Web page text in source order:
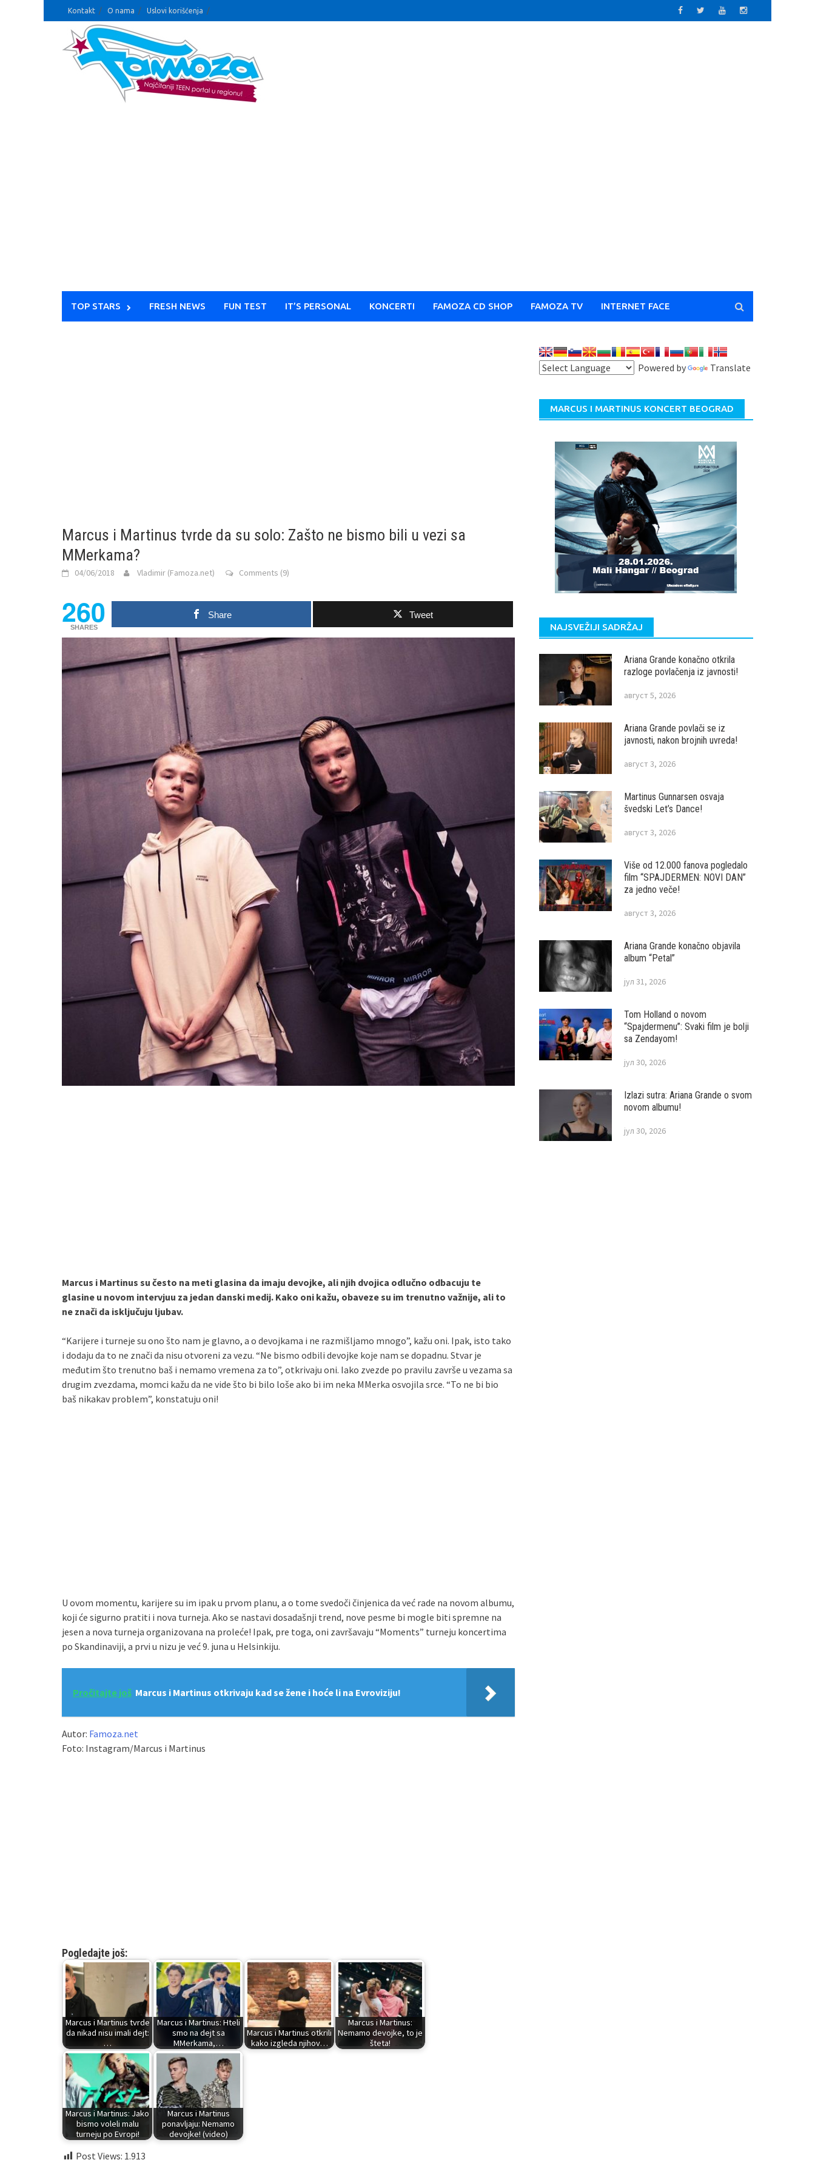
Kontakt O nama Uslovi korišćenja
TOP STARS FRESH NEWS FUN TEST IT’S PERSONAL KONCERTI FAMOZA CD SHOP FAMOZA TV INTERNET FACE
Marcus i Martinus tvrde da su solo: Zašto ne bismo bili u vezi sa
MMerkama?
04/06/2018 Vladimir (Famoza.net) Comments (9)
260
SHARES
Share Tweet
Marcus i Martinus su često na meti glasina da imaju devojke, ali njih dvojica odlučno odbacuju te
glasine u novom intervjuu za jedan danski medij. Kako oni kažu, obaveze su im trenutno važnije, ali to
ne znači da isključuju ljubav.
“Karijere i turneje su ono što nam je glavno, a o devojkama i ne razmišljamo mnogo”, kažu oni. Ipak, isto tako
i dodaju da to ne znači da nisu otvoreni za vezu. “Ne bismo odbili devojke koje nam se dopadnu. Stvar je
međutim što trenutno baš i nemamo vremena za to”, otkrivaju oni. Iako zvezde po pravilu završe u vezama sa
drugim zvezdama, momci kažu da ne vide što bi bilo loše ako bi im neka MMerka osvojila srce. “To ne bi bio
baš nikakav problem”, konstatuju oni!
U ovom momentu, karijere su im ipak u prvom planu, a o tome svedoči činjenica da već rade na novom albumu,
koji će sigurno pratiti i nova turneja. Ako se nastavi dosadašnji trend, nove pesme bi mogle biti spremne na
jesen a nova turneja organizovana na proleće! Ipak, pre toga, oni završavaju “Moments” turneju koncertima
po Skandinaviji, a prvi u nizu je već 9. juna u Helsinkiju.
Pročitajte još Marcus i Martinus otkrivaju kad se žene i hoće li na Evroviziju!
Autor: Famoza.net
Foto: Instagram/Marcus i Martinus
Pogledajte još:
Marcus i Martinus tvrde
da nikad nisu imali dejt:
…
Marcus i Martinus: Hteli
smo na dejt sa
MMerkama,…
Marcus i Martinus otkrili
kako izgleda njihov…
Marcus i Martinus:
Nemamo devojke, to je
šteta!
Marcus i Martinus: Jako
bismo voleli malu
turneju po Evropi!
Marcus i Martinus
ponavljaju: Nemamo
devojke! (video)
Post Views: 1.913
Powered by Translate
MARCUS I MARTINUS KONCERT BEOGRAD
NAJSVEŽIJI SADRŽAJ
Ariana Grande konačno otkrila
razloge povlačenja iz javnosti!
август 5, 2026
Ariana Grande povlači se iz
javnosti, nakon brojnih uvreda!
август 3, 2026
Martinus Gunnarsen osvaja
švedski Let’s Dance!
август 3, 2026
Više od 12.000 fanova pogledalo
film “SPAJDERMEN: NOVI DAN”
za jedno veče!
август 3, 2026
Ariana Grande konačno objavila
album “Petal”
јул 31, 2026
Tom Holland o novom
“Spajdermenu”: Svaki film je bolji
sa Zendayom!
јул 30, 2026
Izlazi sutra: Ariana Grande o svom
novom albumu!
јул 30, 2026